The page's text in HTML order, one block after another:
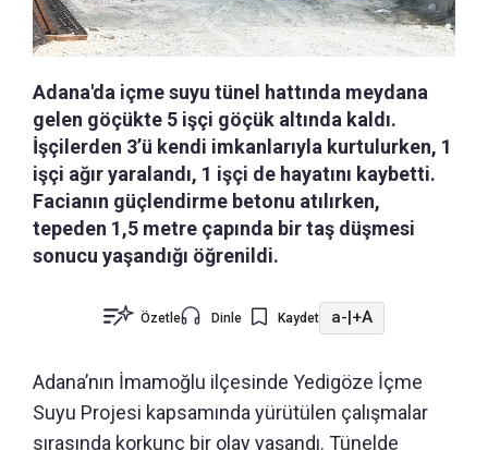
Adana'da içme suyu tünel hattında meydana
gelen göçükte 5 işçi göçük altında kaldı.
İşçilerden 3’ü kendi imkanlarıyla kurtulurken, 1
işçi ağır yaralandı, 1 işçi de hayatını kaybetti.
Facianın güçlendirme betonu atılırken,
tepeden 1,5 metre çapında bir taş düşmesi
sonucu yaşandığı öğrenildi.
Özetle Dinle Kaydet a- +A
Adana’nın İmamoğlu ilçesinde Yedigöze İçme
Suyu Projesi kapsamında yürütülen çalışmalar
sırasında korkunç bir olay yaşandı. Tünelde